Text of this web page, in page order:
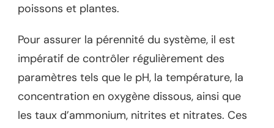
poissons et plantes.
Pour assurer la pérennité du système, il est
impératif de contrôler régulièrement des
paramètres tels que le pH, la température, la
concentration en oxygène dissous, ainsi que
les taux d’ammonium, nitrites et nitrates. Ces